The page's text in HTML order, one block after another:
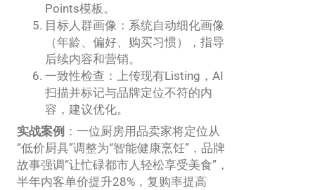
Points模板。
目标人群画像：系统自动细化画像
（年龄、偏好、购买习惯），指导
后续内容和营销。
一致性检查：上传现有Listing，AI
扫描并标记与品牌定位不符的内
容，建议优化。
实战案例 ：一位厨房用品卖家将定位从
“低价厨具”调整为“智能健康烹饪”，品牌
故事强调“让忙碌都市人轻松享受美食”，
半年内客单价提升28%，复购率提高